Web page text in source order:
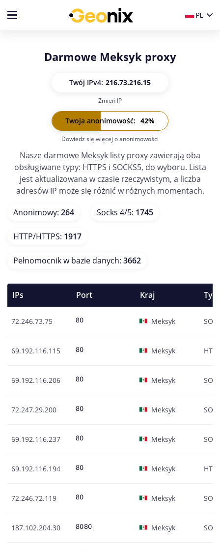
PL
Darmowe Meksyk proxy
Twój IPv4: 216.73.216.15
Twój IPv6:
Zmień IP
Twoja anonimowość: 42%
Dowiedz się więcej o anonimowości
Nasze darmowe Meksyk listy proxy zawierają oba
obsługiwane typy: HTTPS i SOCKS5, do wyboru. Lista
jest aktualizowana w czasie rzeczywistym, a liczba
adresów IP może się różnić w różnych momentach.
Anonimowy: 264 Socks 4/5: 1745
HTTP/HTTPS: 1917
Pełnomocnik w bazie danych: 3662
IPs Port Kraj Typ
72.246.73.75 Meksyk
69.192.116.115 Meksyk HTTP
69.192.116.206 Meksyk
72.247.29.200 Meksyk
69.192.116.237 Meksyk
69.192.116.194 Meksyk HTTP
72.246.72.119 Meksyk
187.102.204.30 Meksyk